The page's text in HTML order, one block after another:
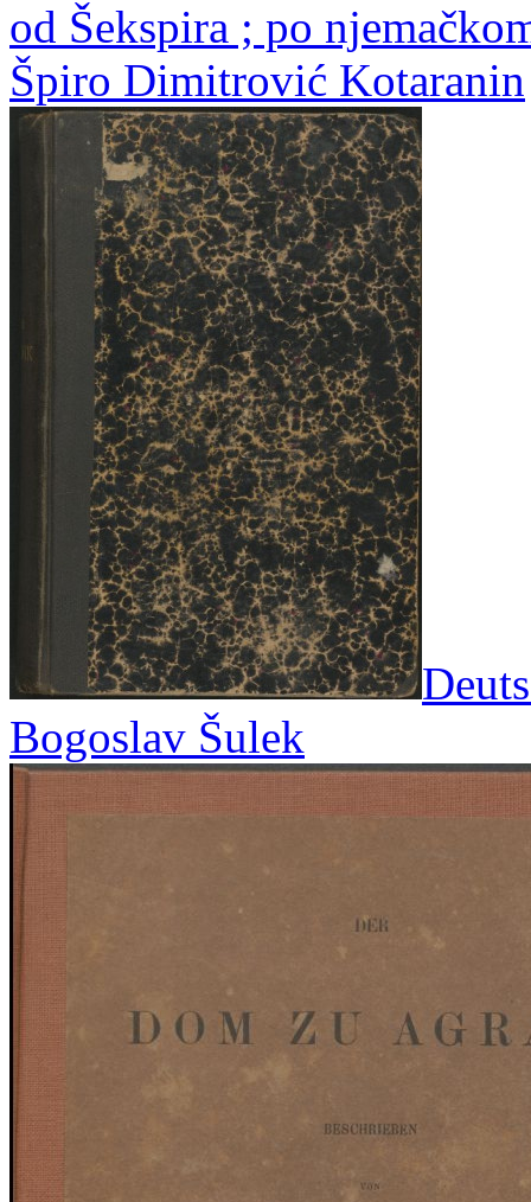
od Šekspira ; po
Špiro Dimitrović Kotaranin
Bogoslav Šulek